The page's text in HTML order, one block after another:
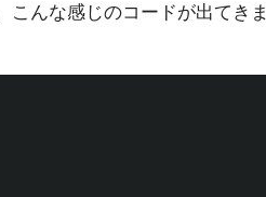
こんな感じのコードが出てきま